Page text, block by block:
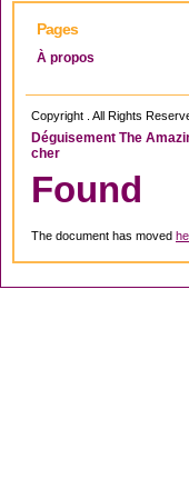
Pages
À propos
Copyright . All Rights
Déguisement The
cher
Found
The document has moved